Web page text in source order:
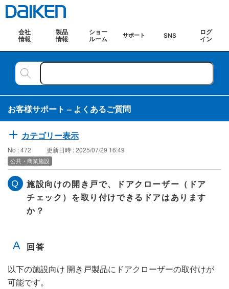
会社
情報
製品
情報
ショー
ルーム
サポート SNS
ログ
イン
お客様サポート – よくあるご質問
カテゴリー表示
No : 472 更新日時 : 2025/07/29 16:49
公共・商業施設
施設向けの開き戸で、ドアクローザー（ドア
チェック）を取り付けできるドアはあります
か？
以下の施設向け 開き戸製品にドアクローザーの取付けが
可能です。